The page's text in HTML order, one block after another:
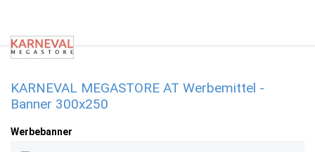
KARNEVAL MEGASTORE AT Werbemittel -
Banner 300x250
Werbebanner